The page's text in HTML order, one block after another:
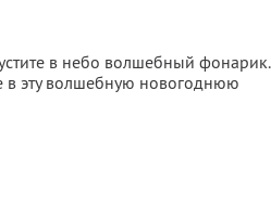
в небо волшебный фонарик.
в эту волшебную новогоднюю